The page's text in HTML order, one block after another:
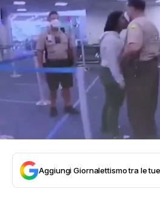
Aggiungi Giornalettismo tra le